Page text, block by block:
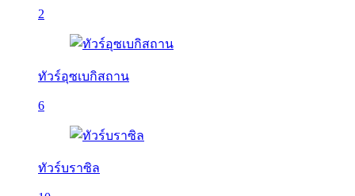
2
ทัวร์อุซเบกิสถาน
6
ทัวร์บราซิล